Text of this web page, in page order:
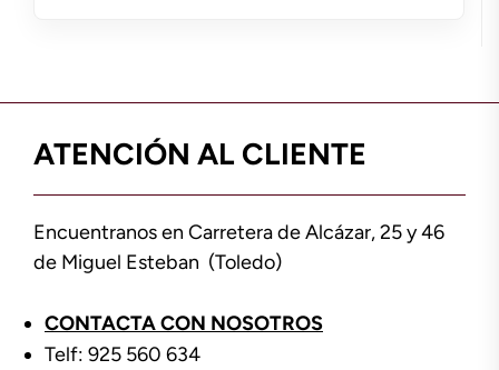
ATENCIÓN AL CLIENTE
Encuentranos en Carretera de Alcázar, 25 y 46
de Miguel Esteban (Toledo)
CONTACTA CON NOSOTROS
Telf: 925 560 634